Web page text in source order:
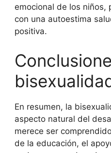
emocional de los niños,
con una autoestima
positiva.
En resumen, la
aspecto natural del
merece ser
de la educación, el